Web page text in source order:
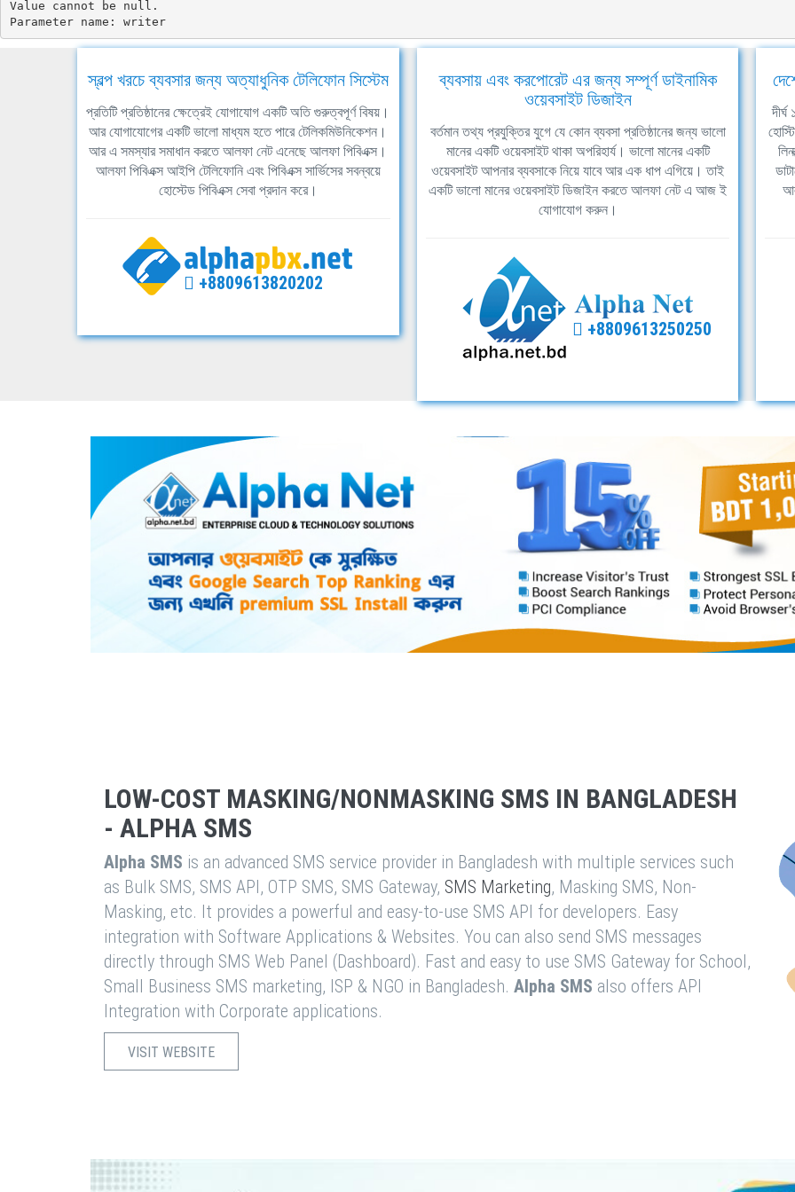
Value cannot be null.
Parameter name: writer
স্বল্প খরচে ব্যবসার জন্য অত্যাধুনিক টেলিফোন সিস্টেম
প্রতিটি প্রতিষ্ঠানের ক্ষেত্রেই যোগাযোগ একটি অতি গুরুত্বপূর্ণ বিষয়।
আর যোগাযোগের একটি ভালো মাধ্যম হতে পারে টেলিকমিউনিকেশন।
আর এ সমস্যার সমাধান করতে আলফা নেট এনেছে আলফা পিবিএক্স।
আলফা পিবিএক্স আইপি টেলিফোনি এবং পিবিএক্স সার্ভিসের সবন্বয়ে
হোস্টেড পিবিএক্স সেবা প্রদান করে।
+8809613820202
ব্যবসায় এবং করপোরেট এর জন্য সম্পূর্ণ ডাইনামিক
ওয়েবসাইট ডিজাইন
বর্তমান তথ্য প্রযুক্তির যুগে যে কোন ব্যবসা প্রতিষ্ঠানের জন্য ভালো
মানের একটি ওয়েবসাইট থাকা অপরিহার্য। ভালো মানের একটি
ওয়েবসাইট আপনার ব্যবসাকে নিয়ে যাবে আর এক ধাপ এগিয়ে। তাই
একটি ভালো মানের ওয়েবসাইট ডিজাইন করতে আলফা নেট এ আজ ই
যোগাযোগ করুন।
+8809613250250
LOW-COST MASKING/NONMASKING SMS IN BANGLADESH
- ALPHA SMS
Alpha SMS is an advanced SMS service provider in Bangladesh with multiple services such
as Bulk SMS, SMS API, OTP SMS, SMS Gateway, SMS Marketing, Masking SMS, Non-
Masking, etc. It provides a powerful and easy-to-use SMS API for developers. Easy
integration with Software Applications & Websites. You can also send SMS messages
directly through SMS Web Panel (Dashboard). Fast and easy to use SMS Gateway for School,
Small Business SMS marketing, ISP & NGO in Bangladesh. Alpha SMS also offers API
Integration with Corporate applications.
VISIT WEBSITE